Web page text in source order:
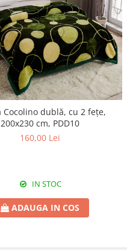
Cocolino dublă, cu 2 fețe,
200x230 cm, PDD10
160,00 Lei
IN STOC
ADAUGA IN COS